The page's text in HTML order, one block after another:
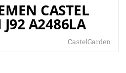
CASTEL
J92 A2486LA
CastelGarden